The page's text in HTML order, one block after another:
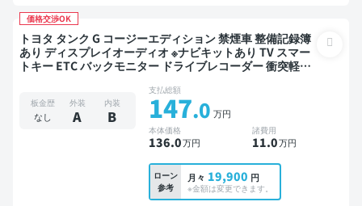
価格交渉OK
トヨタ タンク G コージーエディション 禁煙車 整備記録簿
あり ディスプレイオーディオ ※ナビキットあり TV スマー
トキー ETC バックモニター ドライブレコーダー 衝突軽減
板金歴
なし
外装
A
内装
B
支払総額
147.0 万円
本体価格
136.0万円
諸費用
11.0万円
ローン
参考
月々 19,900 円
※金額は変更できます。